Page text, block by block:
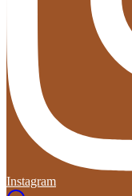
Instagram